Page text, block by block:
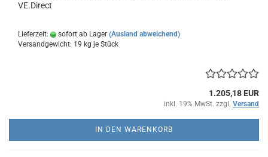
VE.Direct
Lieferzeit: sofort ab Lager (Ausland abweichend)
Versandgewicht: 19 kg je Stück
1.205,18 EUR
inkl. 19% MwSt. zzgl. Versand
IN DEN WARENKORB